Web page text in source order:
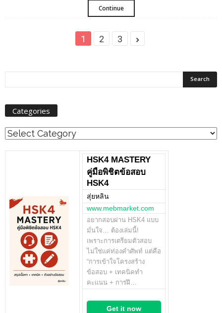
Continue
1 2 3
Categories
Categories
HSK4 MASTERY
คู่มือพิชิตข้อสอบ
HSK4
สุ่ยหลิน
www.mebmarket.com
อยากสอบผ่าน HSK4 แบบ
มั่นใจ… ต้องเล่มนี้!
เพราะการเตรียมตัวสอบ
ไม่ใช่แค่ท่องคำศัพท์ แต่คือ
“การเข้าใจโครงสร้าง
ข้อสอบ + เทคนิคทำ
คะแนน + การฝึ…
Get it now